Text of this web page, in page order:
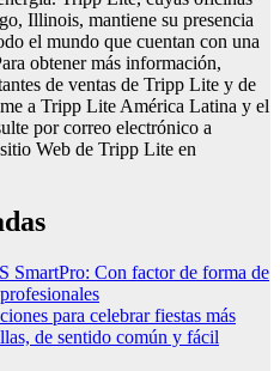
Illinois, mantiene su presencia
el mundo que cuentan con una
obtener más información,
de ventas de Tripp Lite y de
a Tripp Lite América Latina y el
por correo electrónico a
Web de Tripp Lite en
SmartPro: Con factor de forma de
para celebrar fiestas más
de sentido común y fácil